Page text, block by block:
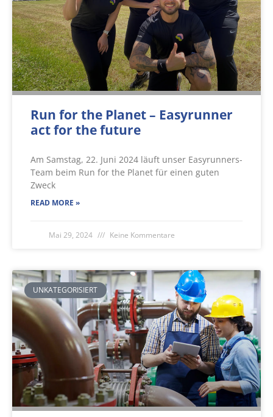
Run for the Planet – Easyrunner
act for the future
Am Samstag, 22. Juni 2024 läuft unser Easyrunners-
Team beim Run for the Planet für einen guten
Zweck
READ MORE »
Mai 29, 2024 Keine Kommentare
UNKATEGORISIERT